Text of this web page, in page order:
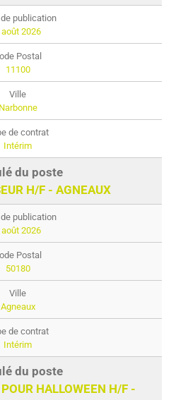
août 2026
11100
Narbonne
Intérim
H/F - AGNEAUX
août 2026
50180
Agneaux
Intérim
HALLOWEEN H/F -